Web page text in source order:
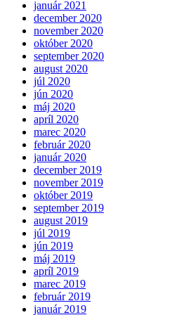
január 2021
december 2020
november 2020
október 2020
september 2020
august 2020
júl 2020
jún 2020
máj 2020
apríl 2020
marec 2020
február 2020
január 2020
december 2019
november 2019
október 2019
september 2019
august 2019
júl 2019
jún 2019
máj 2019
apríl 2019
marec 2019
február 2019
január 2019